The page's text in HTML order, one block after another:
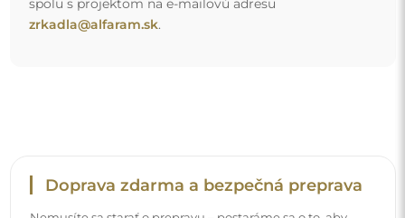
Pozrite si, ako balíme naše zrkadlá.